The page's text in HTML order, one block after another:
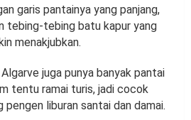
garis pantainya yang panjang,
tebing-tebing batu kapur yang
menakjubkan.
juga punya banyak pantai
tentu ramai turis, jadi cocok
liburan santai dan damai.